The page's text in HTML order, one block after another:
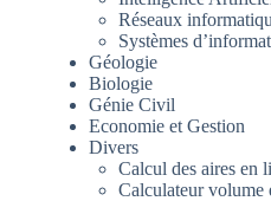
Réseaux
Systèmes
Géologie
Biologie
Génie Civil
Economie et Gestion
Divers
Calcul des aires en
Calculateur volume